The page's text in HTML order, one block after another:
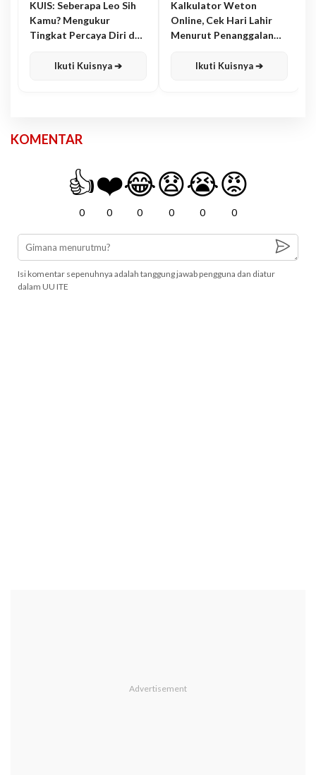
KUIS: Seberapa Leo Sih
Kamu? Mengukur
Tingkat Percaya Diri dan
Ikuti Kuisnya ➔
Kalkulator Weton
Online, Cek Hari Lahir
Menurut Penanggalan
Ikuti Kuisnya ➔
KOMENTAR
👍
0
❤️
0
😂
0
😧
0
😭
0
😡
0
Isi komentar sepenuhnya adalah tanggung jawab pengguna dan diatur
dalam UU ITE